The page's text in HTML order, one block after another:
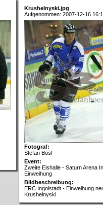
Krushelnyski.jpg
Aufgenommen: 2007-12-16
Fotograf:
Stefan Bösl
Event:
Zweite Eishalle - Saturn Arena
Einweihung
Bildbeschreibung:
ERC Ingolstadt - Einweihung
Krushelnyski